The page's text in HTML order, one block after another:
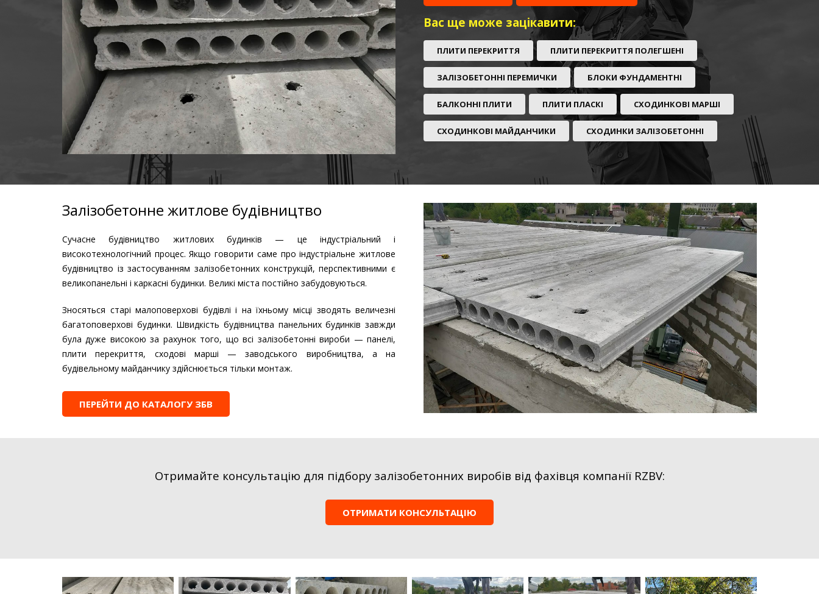
Вас ще може зацікавити:
ПЛИТИ ПЕРЕКРИТТЯ ПЛИТИ ПЕРЕКРИТТЯ ПОЛЕГШЕНІ
ЗАЛІЗОБЕТОННІ ПЕРЕМИЧКИ БЛОКИ ФУНДАМЕНТНІ
БАЛКОННІ ПЛИТИ ПЛИТИ ПЛАСКІ СХОДИНКОВІ МАРШІ
СХОДИНКОВІ МАЙДАНЧИКИ СХОДИНКИ ЗАЛІЗОБЕТОННІ
Залізобетонне житлове будівництво
Сучасне будівництво житлових будинків — це індустріальний і
високотехнологічний процес. Якщо говорити саме про індустріальне житлове
будівництво із застосуванням залізобетонних конструкцій, перспективними є
великопанельні і каркасні будинки. Великі міста постійно забудовуються.
Зносяться старі малоповерхові будівлі і на їхньому місці зводять величезні
багатоповерхові будинки. Швидкість будівництва панельних будинків завжди
була дуже високою за рахунок того, що всі залізобетонні вироби — панелі,
плити перекриття, сходові марші — заводського виробництва, а на
будівельному майданчику здійснюється тільки монтаж.
ПЕРЕЙТИ ДО КАТАЛОГУ ЗБВ
Отримайте консультацію для підбору залізобетонних виробів від фахівця компанії RZBV:
ОТРИМАТИ КОНСУЛЬТАЦІЮ